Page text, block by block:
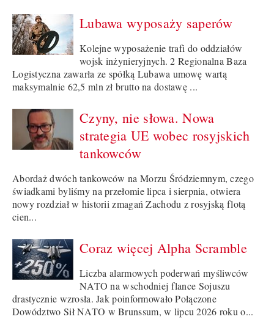
Lubawa wyposaży saperów
Kolejne wyposażenie trafi do oddziałów
wojsk inżynieryjnych. 2 Regionalna Baza
Logistyczna zawarła ze spółką Lubawa umowę wartą
maksymalnie 62,5 mln zł brutto na dostawę ...
Czyny, nie słowa. Nowa
strategia UE wobec rosyjskich
tankowców
Abordaż dwóch tankowców na Morzu Śródziemnym, czego
świadkami byliśmy na przełomie lipca i sierpnia, otwiera
nowy rozdział w historii zmagań Zachodu z rosyjską flotą
cien...
Coraz więcej Alpha Scramble
Liczba alarmowych poderwań myśliwców
NATO na wschodniej flance Sojuszu
drastycznie wzrosła. Jak poinformowało Połączone
Dowództwo Sił NATO w Brunssum, w lipcu 2026 roku o...